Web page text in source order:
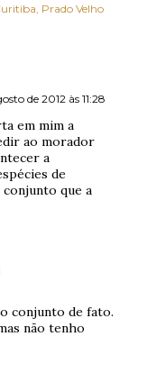
Prado Velho
de 2012 às 11:28
em mim a
ao morador
a
de
que a
conjunto de fato.
não tenho